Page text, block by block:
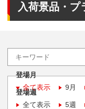
入荷景品・プ
登場月
全て表示
9月
登場週
全て表示
5週